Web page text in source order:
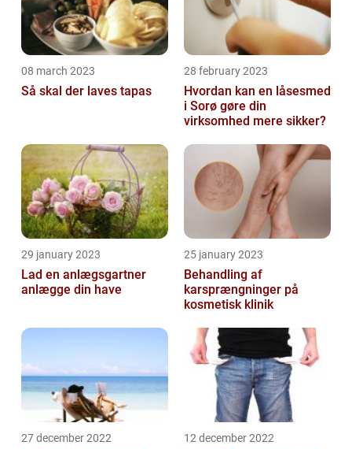
08 march 2023
Så skal der laves tapas
28 february 2023
Hvordan kan en låsesmed
i Sorø gøre din
virksomhed mere sikker?
29 january 2023
Lad en anlægsgartner
anlægge din have
25 january 2023
Behandling af
karsprængninger på
kosmetisk klinik
27 december 2022 12 december 2022